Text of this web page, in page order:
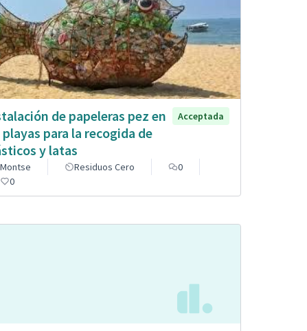
de papeleras pez en
playas para la recogida de
y latas
Acceptada
Montse Residuos Cero
0
0